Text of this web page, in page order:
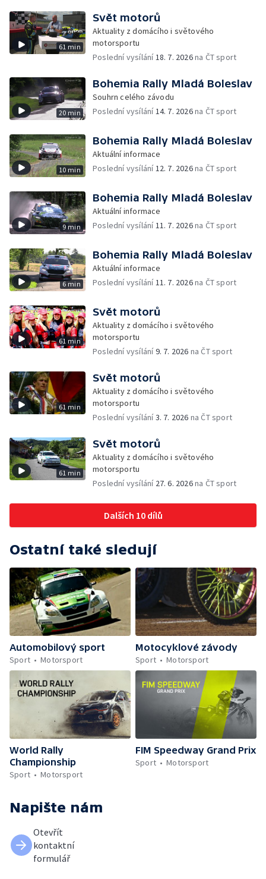
61 min
Svět motorů
Aktuality z domácího i světového
motorsportu
Poslední vysílání18. 7. 2026na ČT sport
20 min
Bohemia Rally Mladá Boleslav
Souhrn celého závodu
Poslední vysílání14. 7. 2026na ČT sport
10 min
Bohemia Rally Mladá Boleslav
Aktuální informace
Poslední vysílání12. 7. 2026na ČT sport
9 min
Bohemia Rally Mladá Boleslav
Aktuální informace
Poslední vysílání11. 7. 2026na ČT sport
6 min
Bohemia Rally Mladá Boleslav
Aktuální informace
Poslední vysílání11. 7. 2026na ČT sport
61 min
Svět motorů
Aktuality z domácího i světového
motorsportu
Poslední vysílání9. 7. 2026 na ČT sport
61 min
Svět motorů
Aktuality z domácího i světového
motorsportu
Poslední vysílání3. 7. 2026 na ČT sport
61 min
Svět motorů
Aktuality z domácího i světového
motorsportu
Poslední vysílání 27. 6. 2026na ČT sport
Dalších 10 dílů
Ostatní také sledují
Automobilový sport
Sport
Motorsport
Motocyklové závody
Sport
Motorsport
World Rally
Championship
Sport
Motorsport
FIM Speedway Grand Prix
Sport
Motorsport
Napište nám
Otevřít
kontaktní
formulář